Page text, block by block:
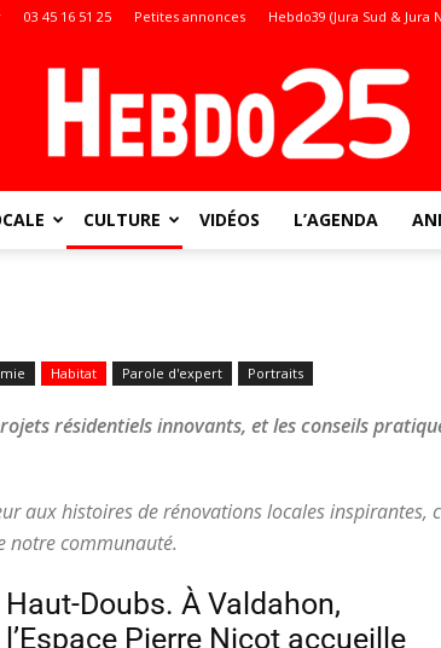
03 45 16 51 25 Petites annonces Hebdo39 (Jura Sud & Jura
CULTURE VIDÉOS L’AGENDA
Habitat Parole d'expert Portraits
résidentiels innovants, et les conseils
aux histoires de rénovations locales
notre communauté.
Haut-Doubs. À Valdahon,
l’Espace Pierre Nicot accueille